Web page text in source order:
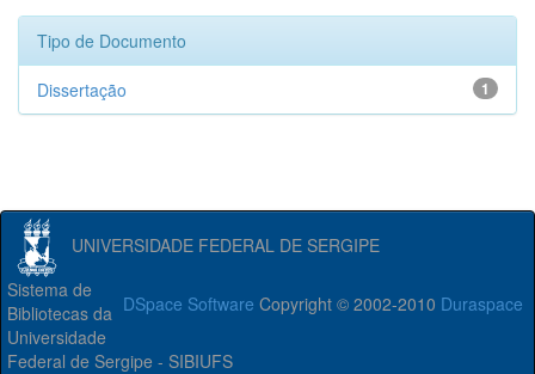
Tipo de Documento
1
Dissertação
UNIVERSIDADE FEDERAL DE SERGIPE
DSpace Software Copyright © 2002-2010 Duraspace
Sistema de
Bibliotecas da
Universidade
Federal de Sergipe - SIBIUFS